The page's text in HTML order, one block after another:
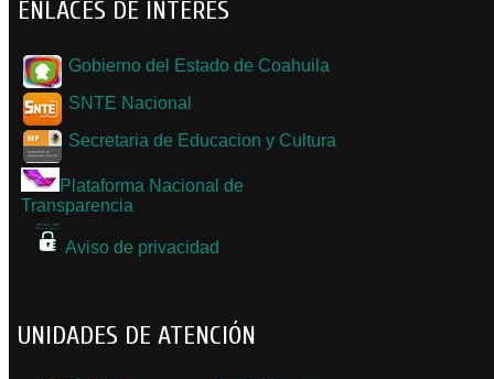
ENLACES DE INTERES
Gobierno del Estado de Coahuila
SNTE Nacional
Secretaria de Educacion y Cultura
Plataforma Nacional de
Transparencia
Aviso de privacidad
UNIDADES DE ATENCIÓN